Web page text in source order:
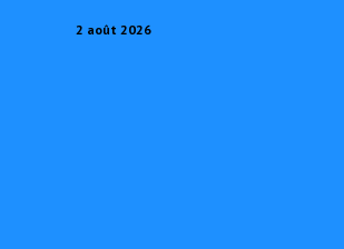
2 août 2026